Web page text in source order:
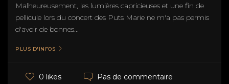
Malheureusement, les lumières capricieuses et une fin de
pellicule lors du concert des Puts Marie ne m'a pas permis
d'avoir de bonnes...
PLUS D'INFOS
0 likes Pas de commentaire